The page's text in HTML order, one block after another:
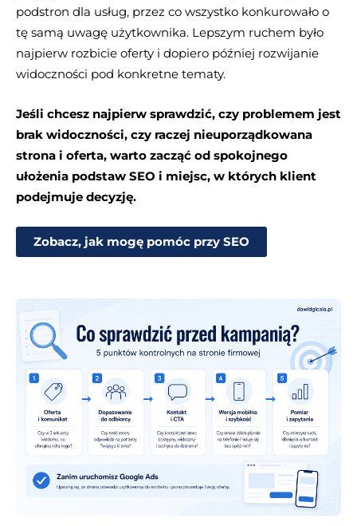
podstron dla usług, przez co wszystko konkurowało o
tę samą uwagę użytkownika. Lepszym ruchem było
najpierw rozbicie oferty i dopiero później rozwijanie
widoczności pod konkretne tematy.
Jeśli chcesz najpierw sprawdzić, czy problemem jest
brak widoczności, czy raczej nieuporządkowana
strona i oferta, warto zacząć od spokojnego
ułożenia podstaw SEO i miejsc, w których klient
podejmuje decyzję.
Zobacz, jak mogę pomóc przy SEO